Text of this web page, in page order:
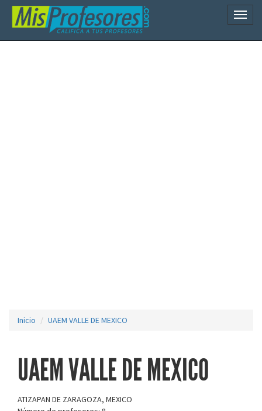
Inicio UAEM VALLE DE MEXICO
UAEM VALLE DE MEXICO
ATIZAPAN DE ZARAGOZA, MEXICO